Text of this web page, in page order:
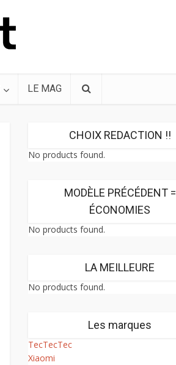
LE MAG
CHOIX REDACTION !!
No products found.
MODÈLE PRÉCÉDENT =
ÉCONOMIES
No products found.
LA MEILLEURE
No products found.
Les marques
TecTecTec
Xiaomi